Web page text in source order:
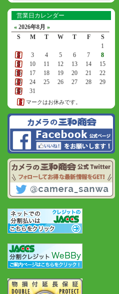
営業日カレンダー
« 2026年8月 »
S
M T W T F
S
1
2
3 4 5 6 7
8
9
10 11 12 13 14
15
16
17 18 19 20 21
22
23
24 25 26 27 28
29
30
31
マークはお休みです。